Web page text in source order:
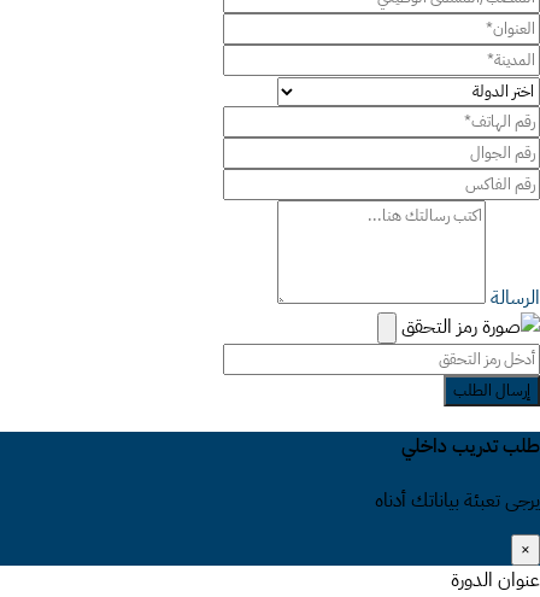
الرسالة
إرسال الطلب
طلب تدريب داخلي
يرجى تعبئة بياناتك أدناه
×
عنوان الدورة